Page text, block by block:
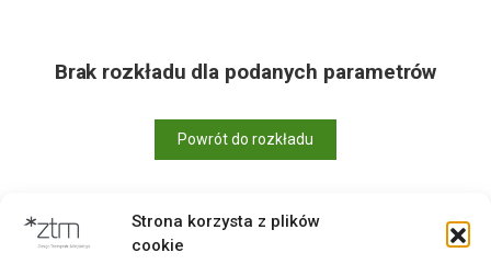
Strona korzysta z plików
cookie
Brak rozkładu dla podanych parametrów
Powrót do rozkładu